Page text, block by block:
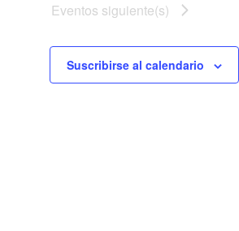
Eventos siguiente(s)
Suscribirse al calendario